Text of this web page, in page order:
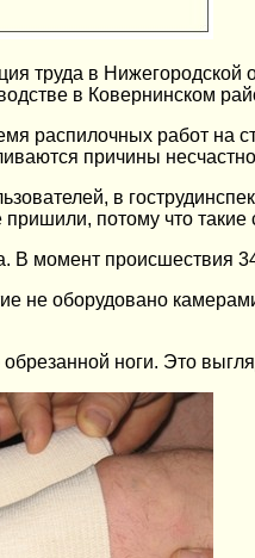
труда в
в Ковернинском
распилочных работ на
причины
в
пришили, потому что
В момент происшествия
не оборудовано
ноги. Это